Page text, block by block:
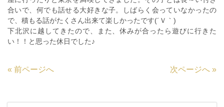
合いで、何でも話せる大好きな子。しばらく会っていなかったの
で、積もる話がたくさん出来て楽しかったです(´Ｖ｀)
下北沢に越してきたので、また、休みが合ったら遊びに行きた
い！！と思った休日でした♪
« 前ページへ 次ページへ »